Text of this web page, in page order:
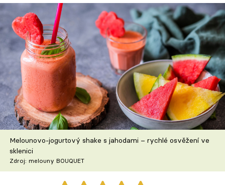
Recepty
Články
TV Program
Škola vaření
Recepty z TV
Speciál: Cuketa
Těhotnej kuchař
Melounovo-jogurtový shake s jahodami – rychlé osvěžení ve
sklenici
Zdroj: melouny BOUQUET